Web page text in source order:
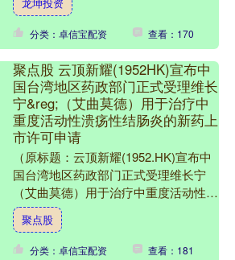
产业发展母基金。 ....
龙坤投资
分类：卓信宝配资 查看：170
聚点股 云顶新耀(1952HK)宣布中
国台湾地区药政部门正式受理维长
宁&reg;（艾曲莫德）用于治疗中
重度活动性溃疡性结肠炎的新药上
市许可申请
（原标题：云顶新耀(1952.HK)宣布中
国台湾地区药政部门正式受理维长宁
（艾曲莫德）用于治疗中重度活动性溃
疡性结肠炎的新药上市许可申请） 云
顶新耀（HKEX ....
聚点股
分类：卓信宝配资 查看：181